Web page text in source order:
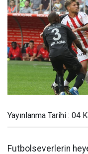
Yayınlanma Tarihi : 04
Futbolseverlerin